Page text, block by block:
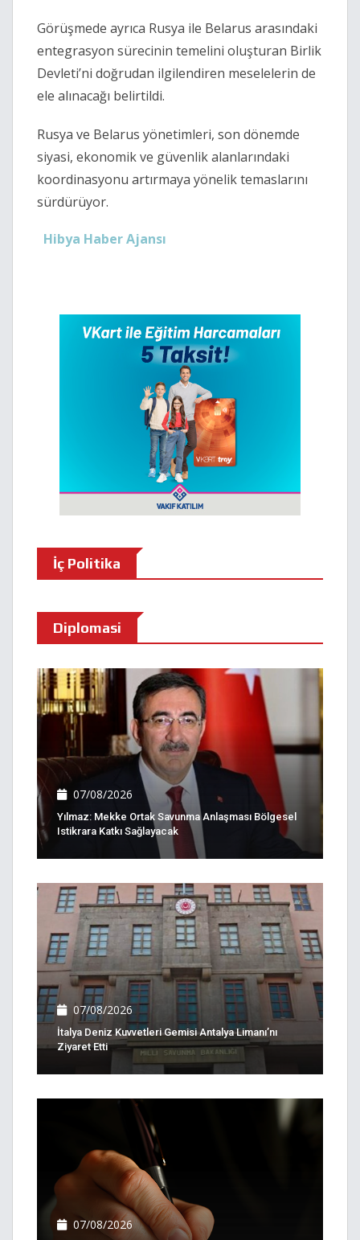
Görüşmede ayrıca Rusya ile Belarus arasındaki
entegrasyon sürecinin temelini oluşturan Birlik
Devleti’ni doğrudan ilgilendiren meselelerin de
ele alınacağı belirtildi.
Rusya ve Belarus yönetimleri, son dönemde
siyasi, ekonomik ve güvenlik alanlarındaki
koordinasyonu artırmaya yönelik temaslarını
sürdürüyor.
Hibya Haber Ajansı
İç Politika
Diplomasi
07/08/2026
Yılmaz: Mekke Ortak Savunma Anlaşması Bölgesel
Istikrara Katkı Sağlayacak
07/08/2026
İtalya Deniz Kuvvetleri Gemisi Antalya Limanı’nı
Ziyaret Etti
07/08/2026